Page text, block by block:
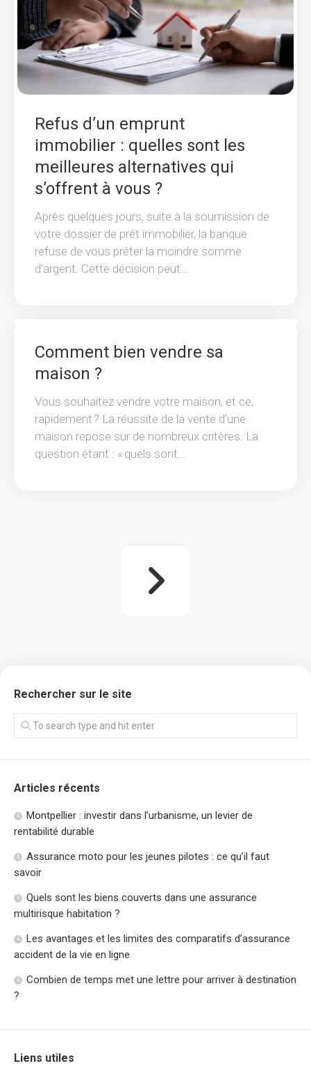
Refus d’un emprunt
immobilier : quelles sont les
meilleures alternatives qui
s’offrent à vous ?
Après quelques jours, suite à la soumission de
votre dossier de prêt immobilier, la banque
refuse de vous prêter la moindre somme
d’argent. Cette décision peut...
Comment bien vendre sa
maison ?
Vous souhaitez vendre votre maison, et ce,
rapidement ? La réussite de la vente d’une
maison repose sur de nombreux critères. La
question étant : « quels sont...
Rechercher sur le site
Articles récents
Montpellier : investir dans l’urbanisme, un levier de
rentabilité durable
Assurance moto pour les jeunes pilotes : ce qu’il faut
savoir
Quels sont les biens couverts dans une assurance
multirisque habitation ?
Les avantages et les limites des comparatifs d’assurance
accident de la vie en ligne
Combien de temps met une lettre pour arriver à destination
?
Liens utiles